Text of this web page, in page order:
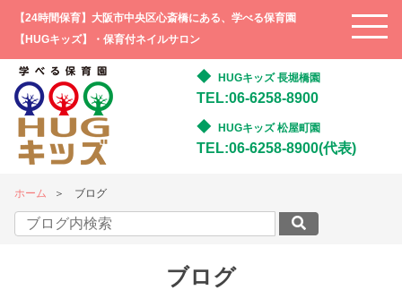
【24時間保育】大阪市中央区心斎橋にある、学べる保育園
【HUGキッズ】・保育付ネイルサロン
HUGキッズ 長堀橋園
TEL:06-6258-8900
HUGキッズ 松屋町園
TEL:06-6258-8900(代表)
ホーム ブログ
ブログ